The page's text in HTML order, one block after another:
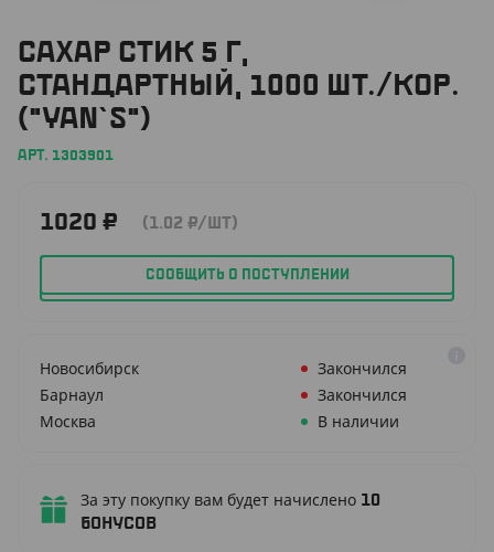
САХАР СТИК 5 Г,
СТАНДАРТНЫЙ, 1000 ШТ./КОР.
("YAN`S")
АРТ. 1303901
1020 ₽ (1.02 ₽/ШТ)
СООБЩИТЬ О ПОСТУПЛЕНИИ
Новосибирск
Закончился
Барнаул
Закончился
Москва
В наличии
За эту покупку вам будет начислено 10
бонусов